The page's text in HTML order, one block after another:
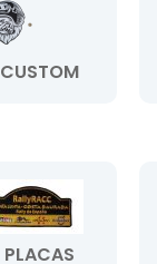
CUSTOM
PLACAS